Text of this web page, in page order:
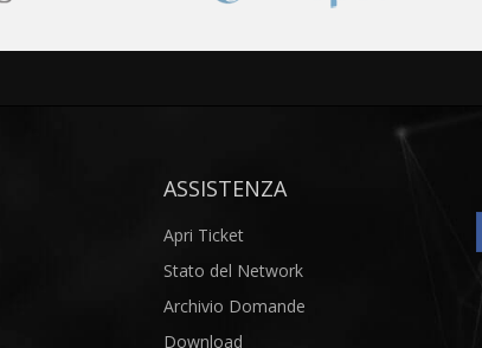
ASSISTENZA
Apri Ticket
Stato del Network
Archivio Domande
Download